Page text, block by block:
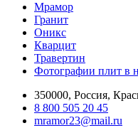
Мрамор
Гранит
Оникс
Кварцит
Травертин
Фотографии плит в
350000, Россия,
8 800 505 20 45
mramor23@mail.ru